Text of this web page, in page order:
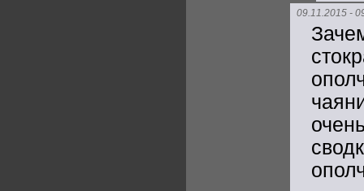
09.11.2015 -